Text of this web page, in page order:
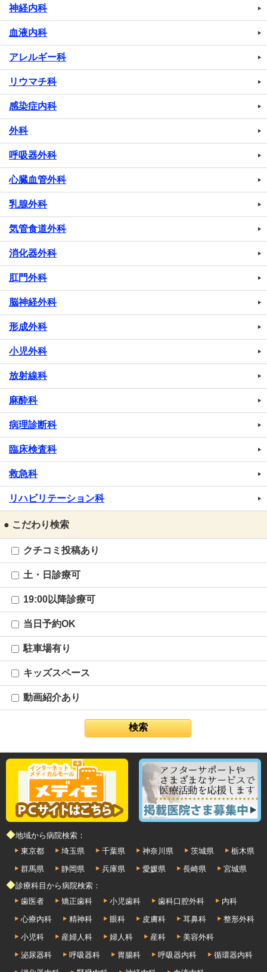
神経内科
血液内科
アレルギー科
リウマチ科
感染症内科
外科
呼吸器外科
心臓血管外科
乳腺外科
気管食道外科
消化器外科
肛門外科
脳神経外科
形成外科
小児外科
放射線科
麻酔科
病理診断科
臨床検査科
救急科
リハビリテーション科
● こだわり検索
クチコミ投稿あり
土・日診療可
19:00以降診療可
当日予約OK
駐車場有り
キッズスペース
動画紹介あり
◆地域から病院検索：
東京都
埼玉県 千葉県 神奈川県 茨城県
栃木県
群馬県
静岡県 兵庫県 愛媛県 長崎県
宮城県
◆診療科目から病院検索：
歯医者
矯正歯科 小児歯科 歯科口腔外科
内科
心療内科
精神科 眼科 皮膚科 耳鼻科
整形外科
小児科
産婦人科 婦人科 産科
美容外科
泌尿器科
呼吸器科 胃腸科 呼吸器内科
循環器内科